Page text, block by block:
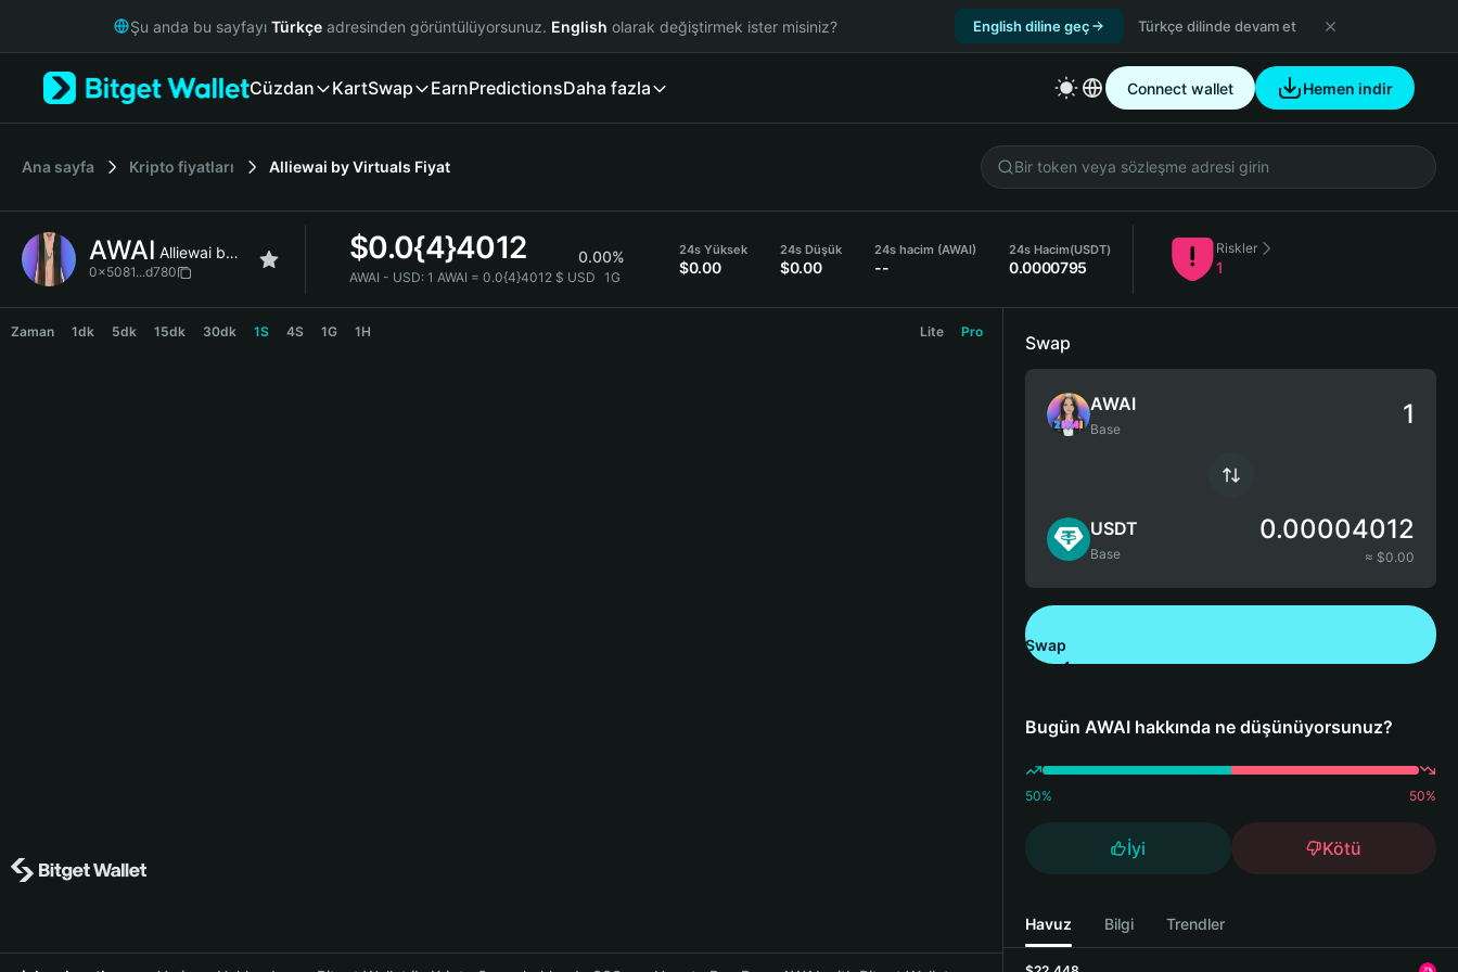
Русский
Italiano
简体中文
繁體中文
Bahasa Indonesia
Şu anda bu sayfayı Türkçe adresinden görüntülüyorsunuz. English olarak değiştirmek ister misiniz? English diline geç Türkçe dilinde devam et
Cüzdan KartSwap EarnPredictionsDaha fazla Connect wallet Hemen indir
Ana sayfa Kripto fiyatları Alliewai by Virtuals Fiyat
AWAI Alliewai by Virtuals
0x5081...d780
$0.0{4}4012 0.00%
AWAI - USD: 1 AWAI = 0.0{4}4012 $ USD 1G
24s Yüksek
$0.00
24s Düşük
$0.00
24s hacim (AWAI)
--
24s Hacim(USDT)
0.0000795
Riskler
1
Zaman 1dk 5dk 15dk 30dk 1S 4S 1G 1H Lite Pro
Swap
AWAI
Base
USDT
Base
0.00004012
≈ $0.00
Swap
Bugün AWAI hakkında ne düşünüyorsunuz?
50% 50%
İyi Kötü
Havuz Bilgi Trendler